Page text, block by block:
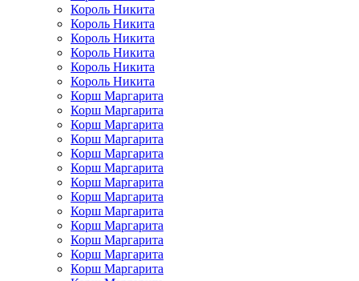
Король Никита
Король Никита
Король Никита
Король Никита
Король Никита
Король Никита
Корш Маргарита
Корш Маргарита
Корш Маргарита
Корш Маргарита
Корш Маргарита
Корш Маргарита
Корш Маргарита
Корш Маргарита
Корш Маргарита
Корш Маргарита
Корш Маргарита
Корш Маргарита
Корш Маргарита